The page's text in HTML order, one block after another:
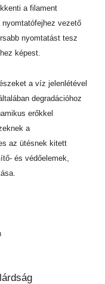
a filament
vezető
nyomtatást tesz
képest.
a víz jelenlétével
degradációhoz
erőkkel
a
az ütésnek kitett
és védőelemek,